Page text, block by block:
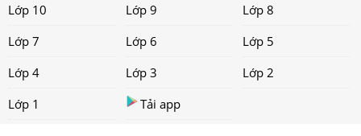
Lớp 10
Lớp 9
Lớp 8
Lớp 7
Lớp 6
Lớp 5
Lớp 4
Lớp 3
Lớp 2
Lớp 1
Tải app